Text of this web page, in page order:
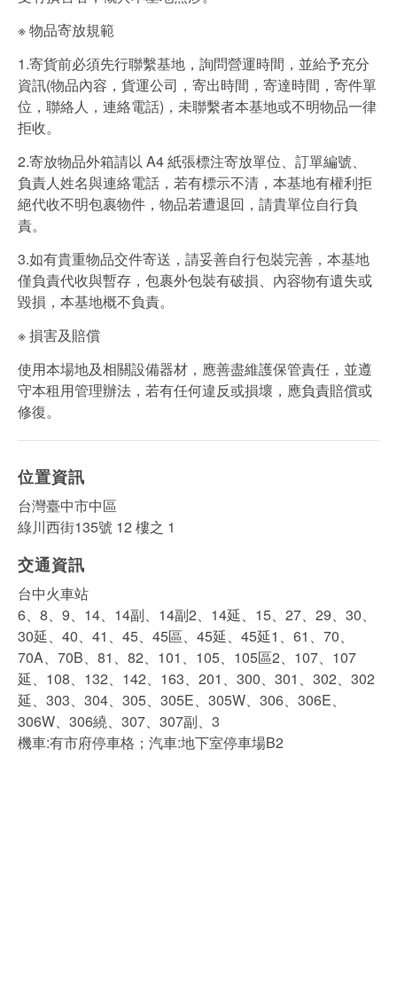
※ 物品寄放規範
1.寄貨前必須先行聯繫基地，詢問營運時間，並給予充分
資訊(物品內容，貨運公司，寄出時間，寄達時間，寄件單
位，聯絡人，連絡電話)，未聯繫者本基地或不明物品一律
拒收。
2.寄放物品外箱請以 A4 紙張標注寄放單位、訂單編號、
負責人姓名與連絡電話，若有標示不清，本基地有權利拒
絕代收不明包裹物件，物品若遭退回，請貴單位自行負
責。
3.如有貴重物品交件寄送，請妥善自行包裝完善，本基地
僅負責代收與暫存，包裹外包裝有破損、內容物有遺失或
毀損，本基地概不負責。
※ 損害及賠償
使用本場地及相關設備器材，應善盡維護保管責任，並遵
守本租用管理辦法，若有任何違反或損壞，應負責賠償或
修復。
位置資訊
台灣臺中市中區
綠川西街135號 12 樓之 1
交通資訊
台中火車站
6、8、9、14、14副、14副2、14延、15、27、29、30、
30延、40、41、45、45區、45延、45延1、61、70、
70A、70B、81、82、101、105、105區2、107、107
延、108、132、142、163、201、300、301、302、302
延、303、304、305、305E、305W、306、306E、
306W、306繞、307、307副、3
機車:有市府停車格；汽車:地下室停車場B2